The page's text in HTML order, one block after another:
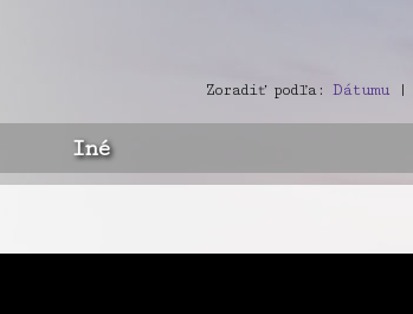
Zoradiť podľa: Dátumu |
Iné